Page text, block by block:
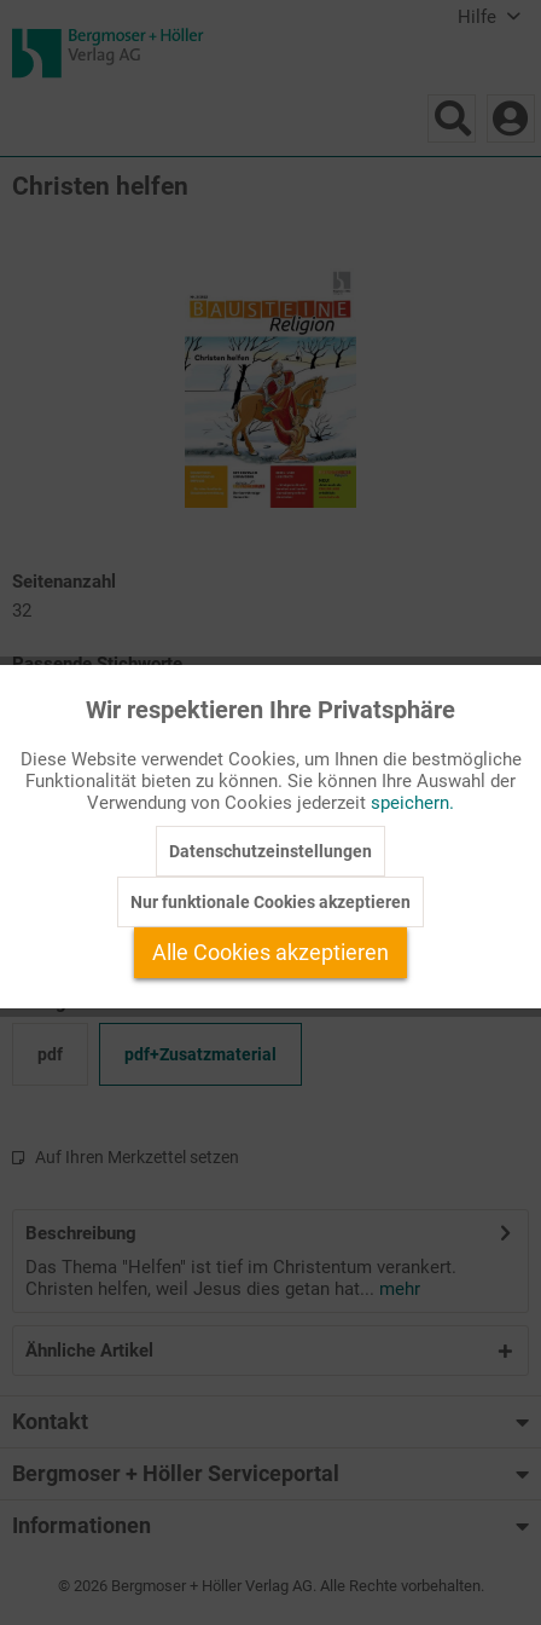
Hilfe
Christen helfen
Seitenanzahl
32
Passende Stichworte
Religionspädagogische Impulse
mit digitalem Lernmodul inklusive Selbstkontrolle
Alltagsnahe Unterrichtsmaterialien für Ihren Religionsunterricht
pdf pdf+Zusatzmaterial
Auf Ihren Merkzettel setzen
Beschreibung
Das Thema "Helfen" ist tief im Christentum verankert.
Christen helfen, weil Jesus dies getan hat... mehr
Ähnliche Artikel
Kontakt
Bergmoser + Höller Serviceportal
Informationen
© 2026 Bergmoser + Höller Verlag AG. Alle Rechte vorbehalten.
Funktionale Aktiv
Marketing Inaktiv
Inaktiv
Wir respektieren Ihre Privatsphäre
Diese Website verwendet Cookies, um Ihnen die bestmögliche
Funktionalität bieten zu können. Sie können Ihre Auswahl der
Verwendung von Cookies jederzeit speichern.
Datenschutzeinstellungen
Nur funktionale Cookies akzeptieren
Alle Cookies akzeptieren